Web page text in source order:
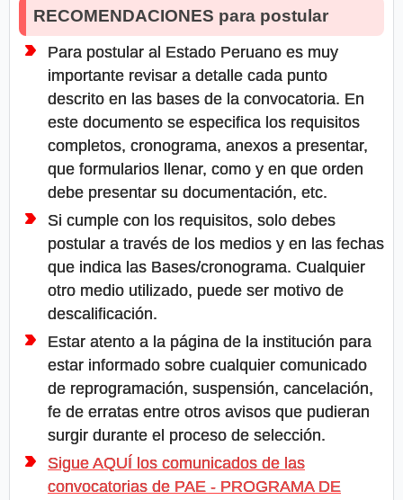
RECOMENDACIONES para postular
Para postular al Estado Peruano es muy
importante revisar a detalle cada punto
descrito en las bases de la convocatoria. En
este documento se especifica los requisitos
completos, cronograma, anexos a presentar,
que formularios llenar, como y en que orden
debe presentar su documentación, etc.
Si cumple con los requisitos, solo debes
postular a través de los medios y en las fechas
que indica las Bases/cronograma. Cualquier
otro medio utilizado, puede ser motivo de
descalificación.
Estar atento a la página de la institución para
estar informado sobre cualquier comunicado
de reprogramación, suspensión, cancelación,
fe de erratas entre otros avisos que pudieran
surgir durante el proceso de selección.
Sigue AQUÍ los comunicados de las
convocatorias de PAE - PROGRAMA DE